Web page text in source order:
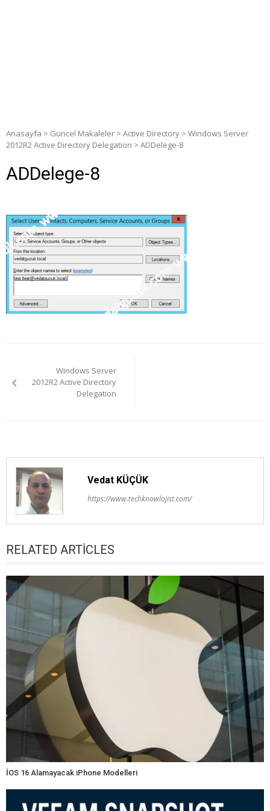
Anasayfa > Güncel Makaleler > Active Directory > Windows Server
2012R2 Active Directory Delegation > ADDelege-8
ADDelege-8
gezinmesi
Windows Server
2012R2 Active Directory
Delegation
Vedat KÜÇÜK
https://www.techknowlojist.com/
RELATED ARTICLES
İOS 16 Alamayacak iPhone Modelleri